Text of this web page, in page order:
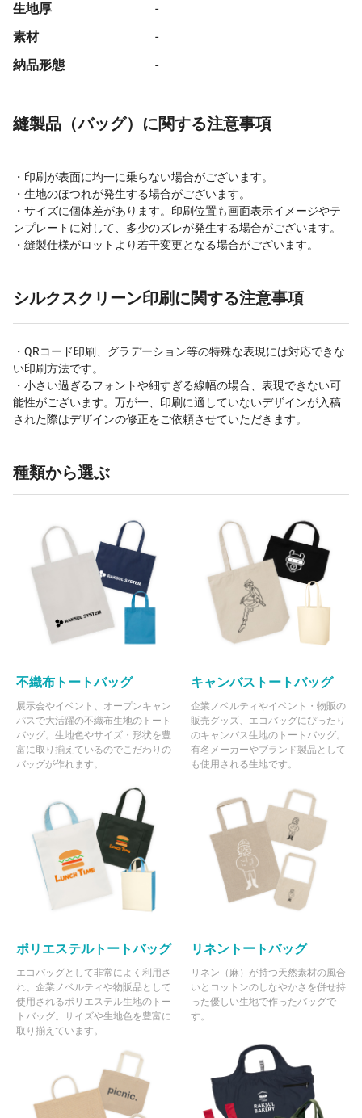
生地厚
-
素材
-
納品形態
-
縫製品（バッグ）に関する注意事項
・印刷が表面に均一に乗らない場合がございます。
・生地のほつれが発生する場合がございます。
・サイズに個体差があります。印刷位置も画面表示イメージやテ
ンプレートに対して、多少のズレが発生する場合がございます。
・縫製仕様がロットより若干変更となる場合がございます。
シルクスクリーン印刷に関する注意事項
・QRコード印刷、グラデーション等の特殊な表現には対応できな
い印刷方法です。
・小さい過ぎるフォントや細すぎる線幅の場合、表現できない可
能性がございます。万が一、印刷に適していないデザインが入稿
された際はデザインの修正をご依頼させていただきます。
種類から選ぶ
不織布トートバッグ
展示会やイベント、オープンキャン
パスで大活躍の不織布生地のトート
バッグ。生地色やサイズ・形状を豊
富に取り揃えているのでこだわりの
バッグが作れます。
キャンバストートバッグ
企業ノベルティやイベント・物販の
販売グッズ、エコバッグにぴったり
のキャンバス生地のトートバッグ。
有名メーカーやブランド製品として
も使用される生地です。
ポリエステルトートバッグ
エコバッグとして非常によく利用さ
れ、企業ノベルティや物販品として
使用されるポリエステル生地のトー
トバッグ。サイズや生地色を豊富に
取り揃えています。
リネントートバッグ
リネン（麻）が持つ天然素材の風合
いとコットンのしなやかさを併せ持
った優しい生地で作ったバッグで
す。